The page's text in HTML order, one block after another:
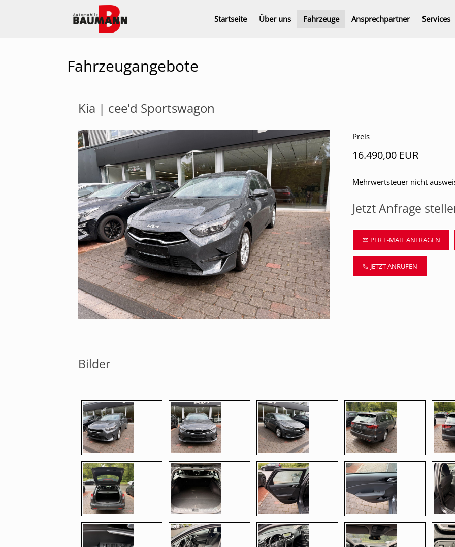
Startseite Über uns Fahrzeuge Ansprechpartner Services
Fahrzeugangebote
Kia | cee'd Sportswagon
Preis
16.490,00 EUR
Mehrwertsteuer nicht
Jetzt Anfrage
PER E-MAIL ANFRAGEN
JETZT ANRUFEN
Bilder